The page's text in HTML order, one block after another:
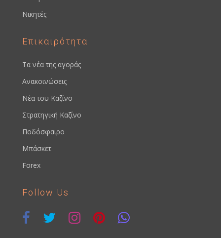
Νικητές
Επικαιρότητα
Τα νέα της αγοράς
Ανακοινώσεις
Νέα του Καζίνο
Στρατηγική Καζίνο
Ποδόσφαιρο
Μπάσκετ
Forex
Follow Us